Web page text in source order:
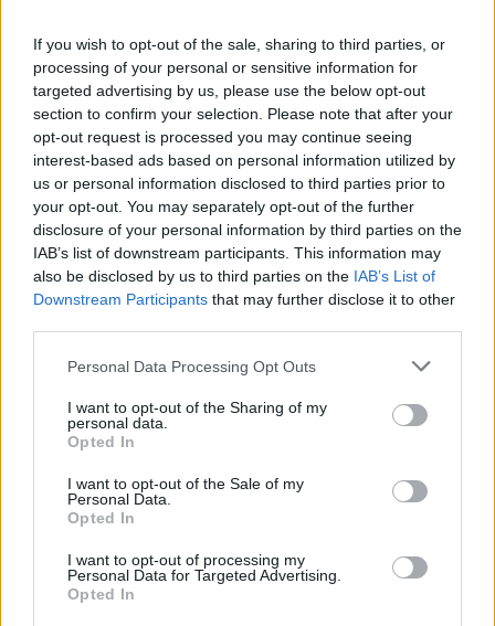
If you wish to opt-out of the sale, sharing to third parties, or
processing of your personal or sensitive information for
targeted advertising by us, please use the below opt-out
section to confirm your selection. Please note that after your
opt-out request is processed you may continue seeing
interest-based ads based on personal information utilized by
us or personal information disclosed to third parties prior to
your opt-out. You may separately opt-out of the further
disclosure of your personal information by third parties on the
IAB’s list of downstream participants. This information may
also be disclosed by us to third parties on the IAB’s List of
Downstream Participants that may further disclose it to other
Personal Data Processing Opt Outs
I want to opt-out of the Sharing of my
personal data.
Opted In
I want to opt-out of the Sale of my
Personal Data.
Opted In
I want to opt-out of processing my
Personal Data for Targeted Advertising.
Opted In
Προσθήκη στο καλάθι
Χειροποίητο βραχιόλι με
χρυσό κορδόνι και στοιχείο
μικρός κύκλος από πολυμερή
πηλό
Διαθέσιμα Χρώματα: 19
Βραχιόλια
Κωδικός:10.16.100024-1
Σύνδεση για να δείτε τις τιμές
Προσθήκη στο καλάθι
Χειροποίητο βραχιόλι με
μαύρο κορδόνι και στοιχείο
μικρός κύκλος από πολυμερή
πηλό
Διαθέσιμα Χρώματα: 19
Βραχιόλια
Κωδικός: 10.16.100024
Σύνδεση για να δείτε τις τιμές
Εκκαθάριση Εκκαθάριση